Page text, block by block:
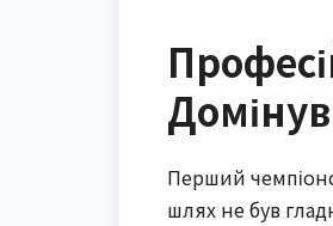
Перший
шлях не був